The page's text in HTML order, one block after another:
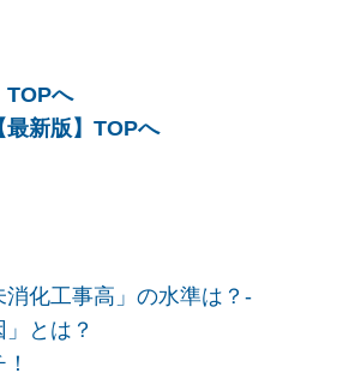
TOPへ
新版】TOPへ
化工事高」の水準は？-
とは？